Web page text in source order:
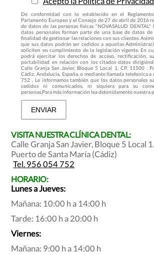
De conformidad con lo establecido en el
Parlamento Europeo y el Consejo de 27 de abril de 2016
de datos de las personas físicas “NOVASALUD
datos personales forman parte de una base de datos
finalidad de gestionar las relaciones con sus clientes.
que sus datos podrán ser cedidos a aquellas
soliciten en cumplimiento de la legislación vigente. En
podrá ejercitar los derechos de acceso, rectificación,
portabilidad en relación con los citados datos
Calle Granja San Javier, Bloque 5 Local 1. CP. 11500 .
Cádiz, Andalucia, España, o mediante llamada telefonica
752 , Le informamos también que los datos personales
cedidos ni comunicados, ni siquiera para su
personas.Para más información lea detenidamente nuestra
VISITA NUESTRA CLÍNICA DENTAL:
Calle Granja San Javier, Bloque 5 Local
Puerto de Santa María (Cádiz)
Tel. 956 054 752
HORARIO:
Lunes a Jueves:
Mañana: 10:00 h a 14:00 h
Tarde: 16:00 h a 20:00 h
Viernes:
Mañana: 9:00 h a 14:00 h